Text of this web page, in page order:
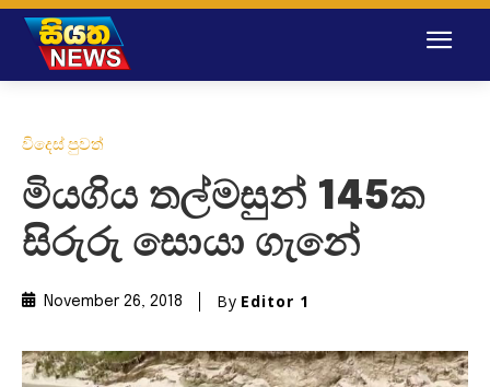
විදෙස් පුවත්
මියගිය තල්මසුන් 145ක
සිරුරු සොයා ගැනේ
November 26, 2018 By Editor 1